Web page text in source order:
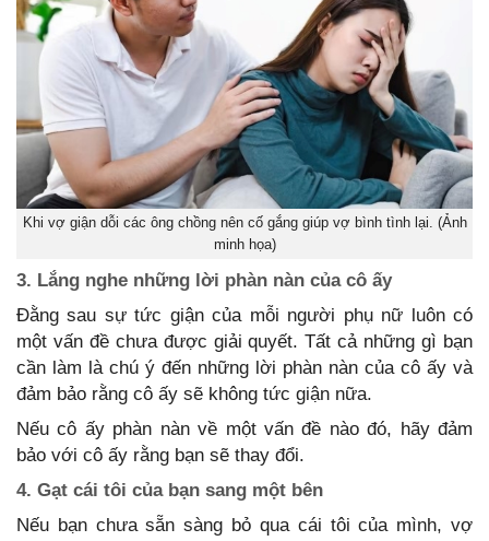
Khi vợ giận dỗi các ông chồng nên cố gắng giúp vợ bình tình lại. (Ảnh
minh họa)
3. Lắng nghe những lời phàn nàn của cô ấy
Đằng sau sự tức giận của mỗi người phụ nữ luôn có
một vấn đề chưa được giải quyết. Tất cả những gì bạn
cần làm là chú ý đến những lời phàn nàn của cô ấy và
đảm bảo rằng cô ấy sẽ không tức giận nữa.
Nếu cô ấy phàn nàn về một vấn đề nào đó, hãy đảm
bảo với cô ấy rằng bạn sẽ thay đổi.
4. Gạt cái tôi của bạn sang một bên
Nếu bạn chưa sẵn sàng bỏ qua cái tôi của mình, vợ